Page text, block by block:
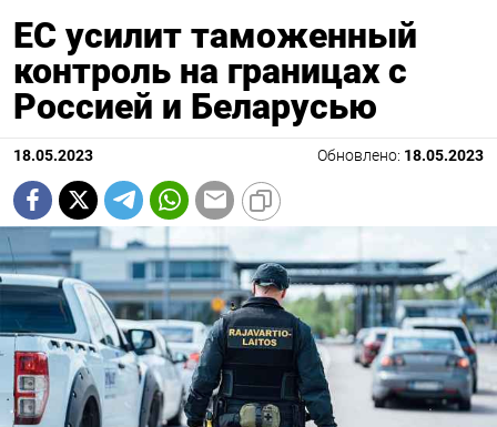
ЕС усилит таможенный
контроль на границах с
Россией и Беларусью
18.05.2023 Обновлено: 18.05.2023